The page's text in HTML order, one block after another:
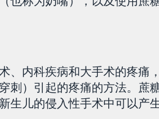
、内科疾病和大手术的疼痛
刺）引起的疼痛的方法。蔗
生儿的侵入性手术中可以产